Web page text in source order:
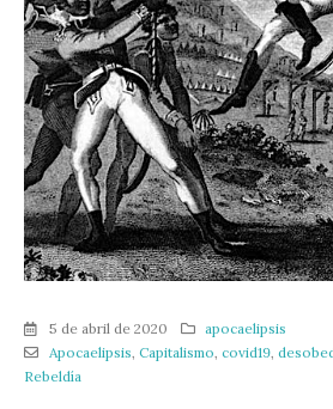
5 de abril de 2020
apocaelipsis
Apocaelipsis, Capitalismo, covid19,
Rebeldía